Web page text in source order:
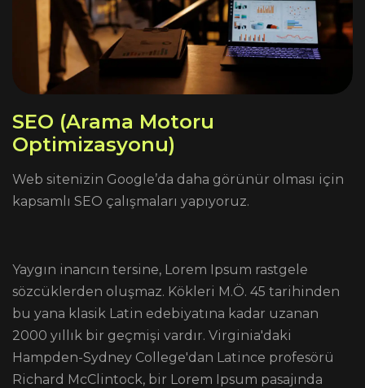
SEO (Arama Motoru
Optimizasyonu)
Web sitenizin Google’da daha görünür olması için
kapsamlı SEO çalışmaları yapıyoruz.
Yaygın inancın tersine, Lorem Ipsum rastgele
sözcüklerden oluşmaz. Kökleri M.Ö. 45 tarihinden
bu yana klasik Latin edebiyatına kadar uzanan
2000 yıllık bir geçmişi vardır. Virginia'daki
Hampden-Sydney College'dan Latince profesörü
Richard McClintock, bir Lorem Ipsum pasajında